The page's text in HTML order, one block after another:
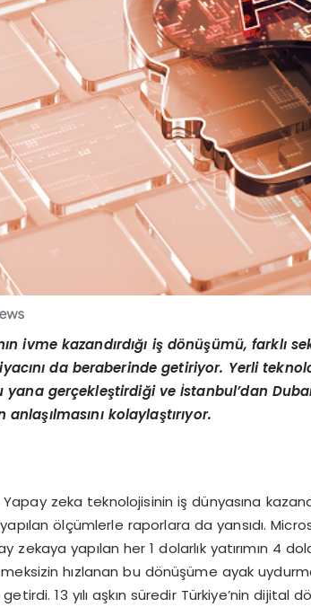
ivme kazandırdığı iş dönüşümü, farklı
da beraberinde getiriyor. Yerli
yana gerçekleştirdiği ve İstanbul’dan
kolaylaştırıyor.
Yapay zeka teknolojisinin iş dünyasına
ölçümlerle raporlara da yansıdı.
zekaya yapılan her 1 dolarlık yatırımın 4
hızlanan bu dönüşüme ayak
13 yılı aşkın süredir Türkiye’nin